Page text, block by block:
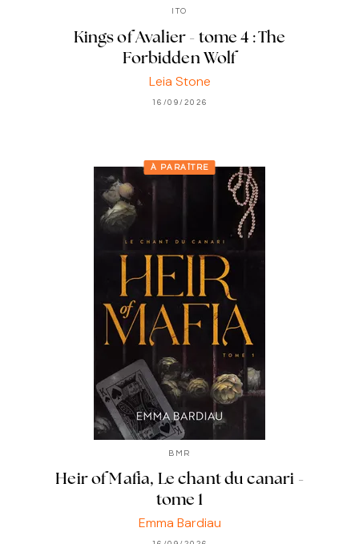
ITO
Kings of Avalier - tome 4 : The
Forbidden Wolf
Leia Stone
16/09/2026
À PARAÎTRE
BMR
Heir of Mafia, Le chant du canari -
tome 1
Emma Bardiau